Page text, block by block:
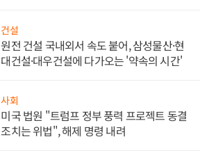
건설
원전 건설 국내외서 속도 붙어, 삼성물산·현
대건설·대우건설에 다가오는 '약속의 시간'
사회
미국 법원 "트럼프 정부 풍력 프로젝트 동결
조치는 위법", 해제 명령 내려